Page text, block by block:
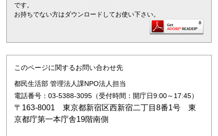
です。
お持ちでない方はダウンロードしてお使い下さい。
このページに関するお問い合わせ先
都民生活部 管理法人課NPO法人担当
電話番号：03-5388-3095（受付時間：開庁日9:00～17:45）
〒163-8001 東京都新宿区西新宿二丁目8番1号 東
京都庁第一本庁舎19階南側